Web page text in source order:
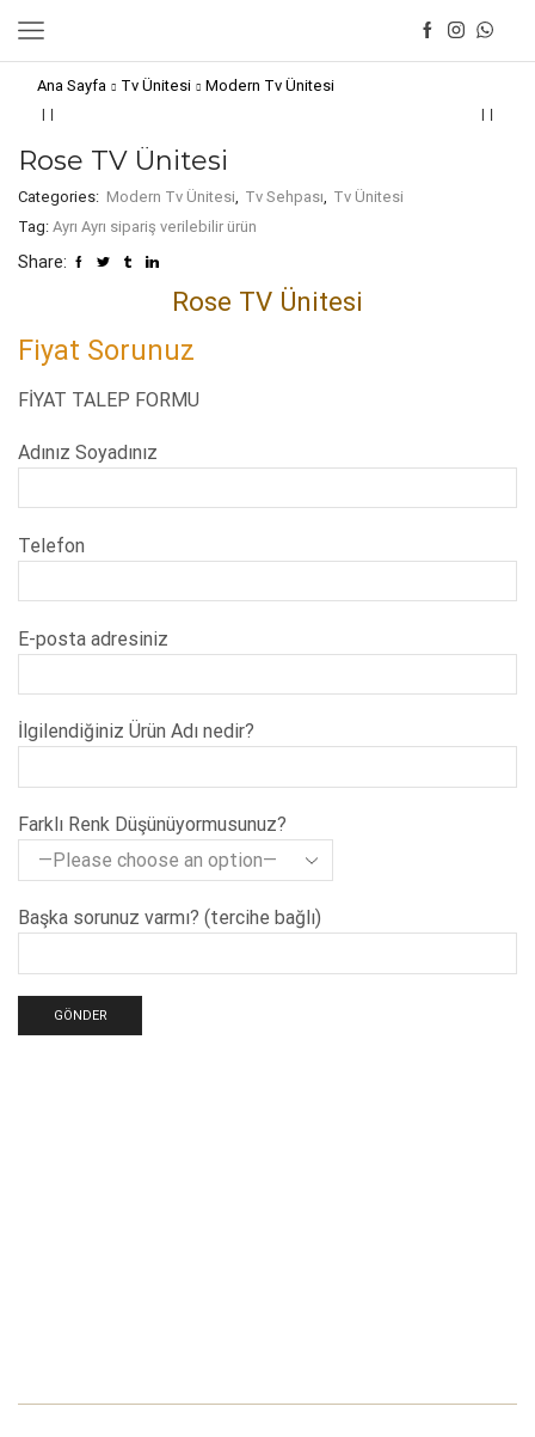
Ana Sayfa Tv Ünitesi Modern Tv Ünitesi
Rose TV Ünitesi
Categories: Modern Tv Ünitesi, Tv Sehpası, Tv Ünitesi
Tag: Ayrı Ayrı sipariş verilebilir ürün
Share:
Rose TV Ünitesi
Fiyat Sorunuz
FİYAT TALEP FORMU
Adınız Soyadınız
Telefon
E-posta adresiniz
İlgilendiğiniz Ürün Adı nedir?
Farklı Renk Düşünüyormusunuz?
Başka sorunuz varmı? (tercihe bağlı)